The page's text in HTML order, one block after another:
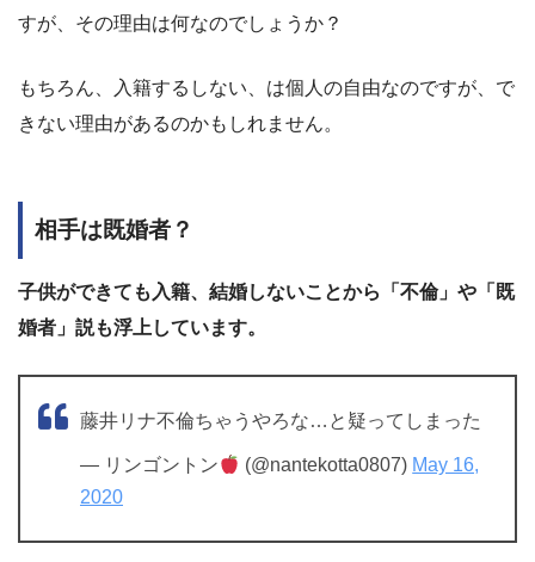
すが、その理由は何なのでしょうか？
もちろん、入籍するしない、は個人の自由なのですが、で
きない理由があるのかもしれません。
相手は既婚者？
子供ができても入籍、結婚しないことから「不倫」や「既
婚者」説も浮上しています。
藤井リナ不倫ちゃうやろな…と疑ってしまった
— リンゴントン (@nantekotta0807) May 16,
2020